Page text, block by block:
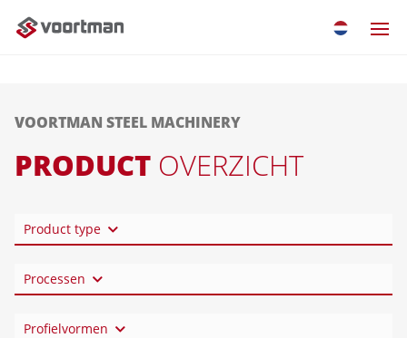
VOORTMAN STEEL MACHINERY
PRODUCT OVERZICHT
Product type
Processen
Profielvormen